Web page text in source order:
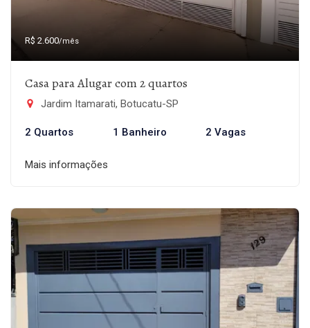
R$ 2.600/mês
Casa para Alugar com 2 quartos
Jardim Itamarati, Botucatu-SP
2 Quartos 1 Banheiro 2 Vagas
Mais informações